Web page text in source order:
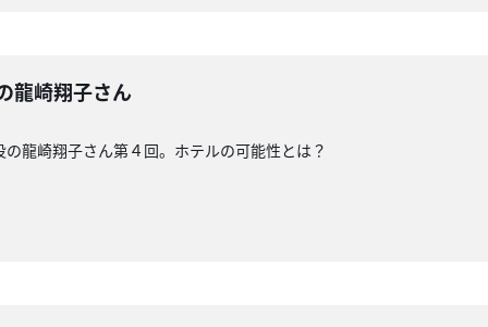
龍崎翔子さん
龍崎翔子さん第４回。ホテルの可能性とは？